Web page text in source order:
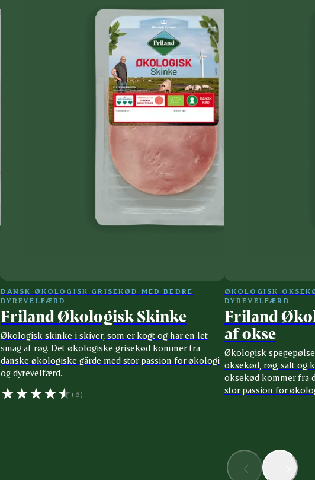
DANSK ØKOLOGISK GRISEKØD MED BEDRE
DYREVELFÆRD
Friland Økologisk Skinke
Økologisk skinke i skiver, som er kogt og har en let
smag af røg. Det økologiske grisekød kommer fra
danske økologiske gårde med stor passion for økologi
og dyrevelfærd.
(6)
ØKOLOGISK
DYREVELFÆRD
Friland
af okse
Økologisk
oksekød, røg, salt og
oksekød kommer fra
stor passion for